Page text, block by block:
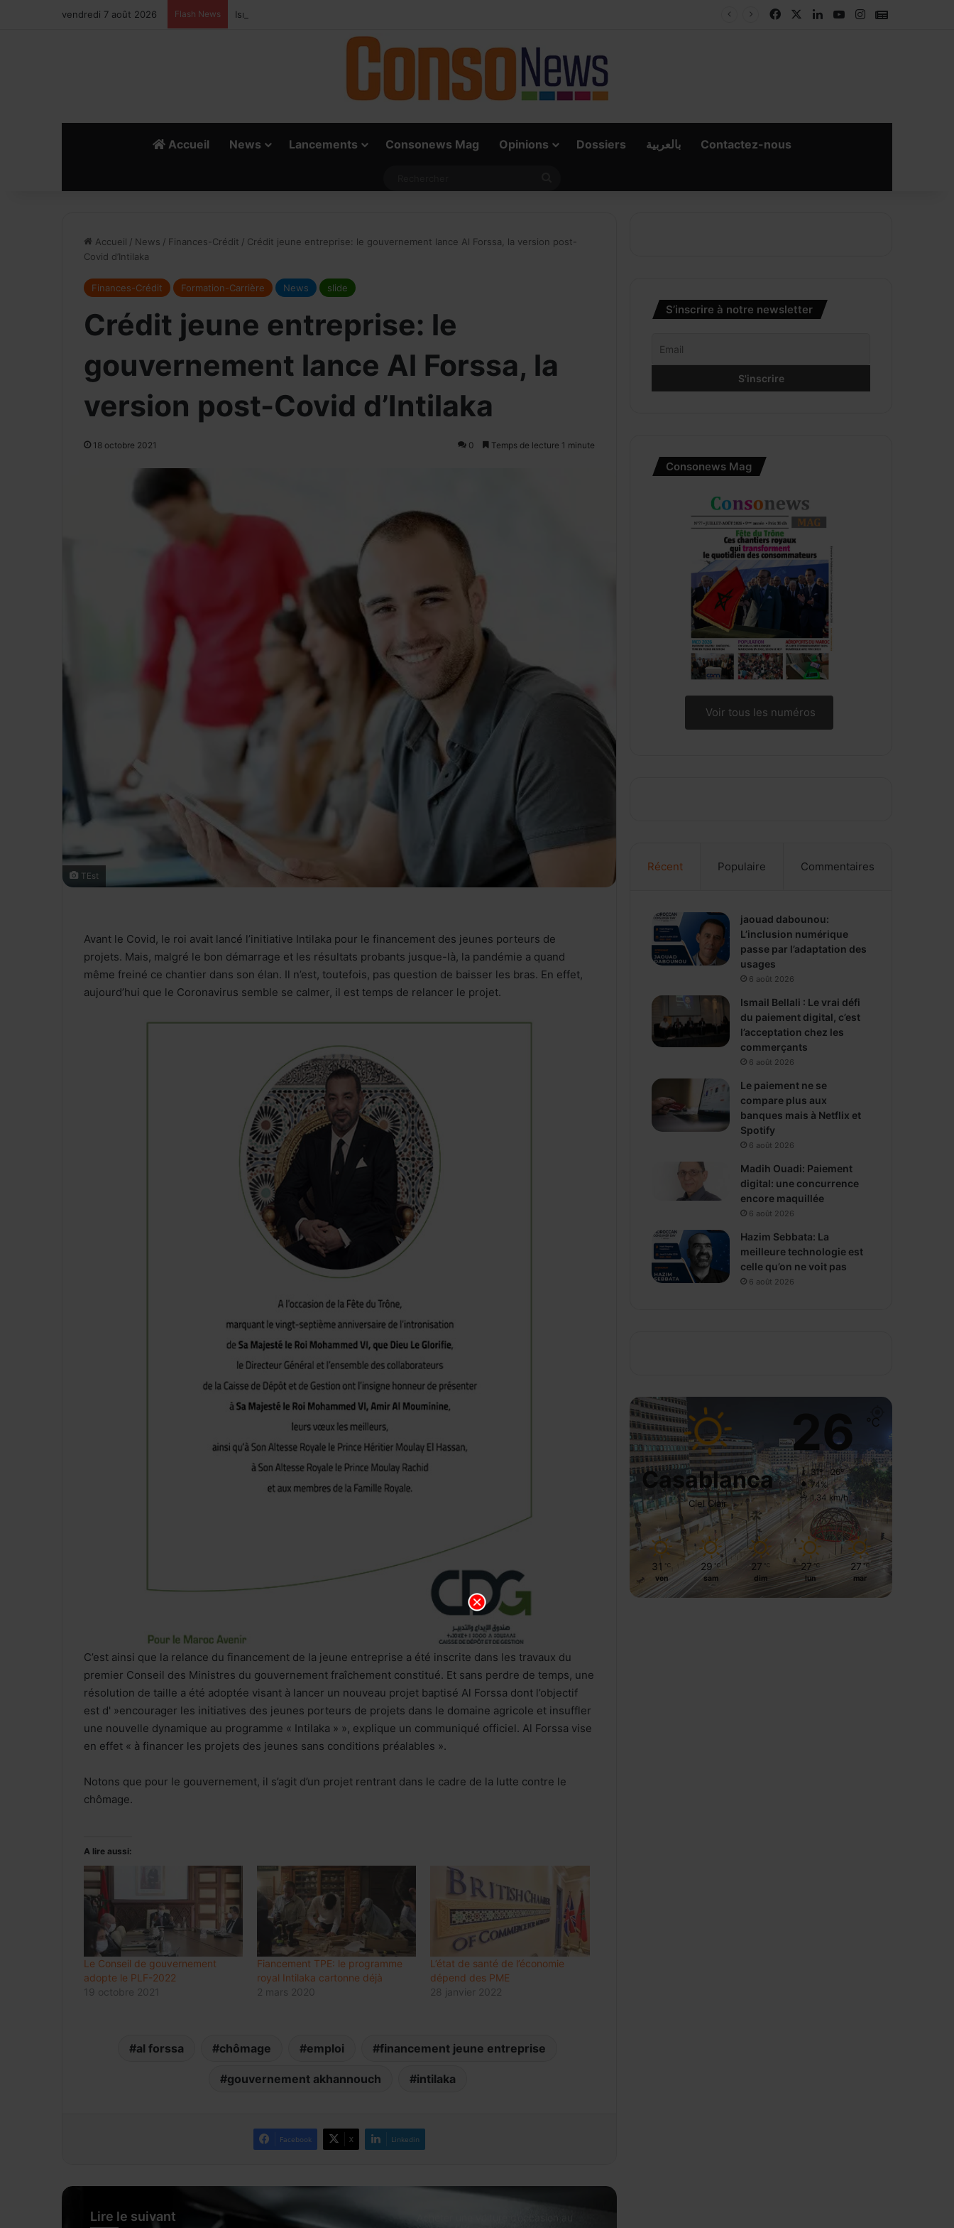
vendredi 7 août 2026 Flash News Ismail Bellali : Le vrai défi du paiement digital, c’est l’acceptation chez les commerçants FacebookLinkedinYouTubeInstagram
Accueil News Lancements Consonews Mag Opinions Dossiers بالعربية Contactez-nous
Accueil / News / Finances-Crédit / Crédit jeune entreprise: le gouvernement lance Al Forssa, la version post-
Covid d’Intilaka
Finances-Crédit Formation-Carrière News slide
Crédit jeune entreprise: le
gouvernement lance Al Forssa, la
version post-Covid d’Intilaka
18 octobre 2021 0 Temps de lecture 1 minute
TEst
Avant le Covid, le roi avait lancé l’initiative Intilaka pour le financement des jeunes porteurs de
projets. Mais, malgré le bon démarrage et les résultats probants jusque-là, la pandémie a quand
même freiné ce chantier dans son élan. Il n’est, toutefois, pas question de baisser les bras. En effet,
aujourd’hui que le Coronavirus semble se calmer, il est temps de relancer le projet.
C’est ainsi que la relance du financement de la jeune entreprise a été inscrite dans les travaux du
premier Conseil des Ministres du gouvernement fraîchement constitué. Et sans perdre de temps, une
résolution de taille a été adoptée visant à lancer un nouveau projet baptisé Al Forssa dont l’objectif
est d' »encourager les initiatives des jeunes porteurs de projets dans le domaine agricole et insuffler
une nouvelle dynamique au programme « Intilaka » », explique un communiqué officiel. Al Forssa vise
en effet « à financer les projets des jeunes sans conditions préalables ».
Notons que pour le gouvernement, il s’agit d’un projet rentrant dans le cadre de la lutte contre le
chômage.
A lire aussi:
Le Conseil de gouvernement
adopte le PLF-2022
19 octobre 2021
Fiancement TPE: le programme
royal Intilaka cartonne déjà
2 mars 2020
L’état de santé de l’économie
dépend des PME
28 janvier 2022
al forssa chômage emploi financement jeune entreprise
gouvernement akhannouch intilaka
Facebook X Linkedin
Lire le suivant
Internet mobile au Maroc: l’usage
dépasse 60 Go par client et par mois,
en hausse de 48%
Luxe : les groupes mondiaux
attendent le rebond de la
consommation en Chine
du réseau
Prix des médicaments: les
S’inscrire à notre newsletter
Consonews Mag
Voir tous les numéros
Récent Populaire Commentaires
jaouad dabounou:
L’inclusion numérique
passe par l’adaptation des
usages
6 août 2026
Ismail Bellali : Le vrai défi
du paiement digital, c’est
l’acceptation chez les
commerçants
6 août 2026
Le paiement ne se
compare plus aux
banques mais à Netflix et
Spotify
6 août 2026
Madih Ouadi: Paiement
digital: une concurrence
encore maquillée
6 août 2026
Hazim Sebbata: La
meilleure technologie est
celle qu’on ne voit pas
6 août 2026
Casablanca
Ciel Clair
26 ℃
31º - 26º
74%
1.34 km/h
31 ℃
ven
29 ℃
sam
27 ℃
dim
27 ℃
lun
27 ℃
mar